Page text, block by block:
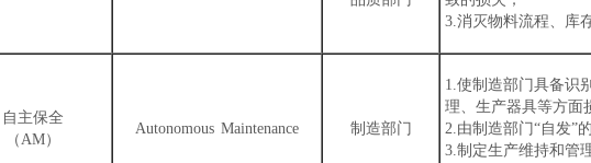
3.消灭物料流程、库
自主保全
（AM）
Autonomous Maintenance 制造部门
1.使制造部门具备识
理、生产器具等方面
2.由制造部门“自发”
3.制定生产维持和管